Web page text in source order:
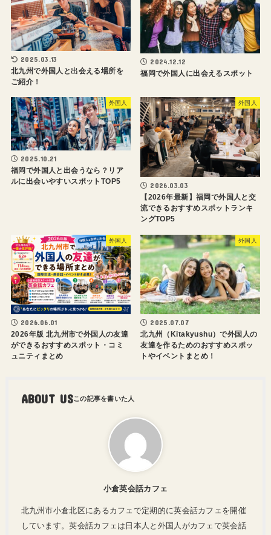
2025.03.13
北九州で外国人と出会える場所を
ご紹介！
2024.12.12
福岡で外国人に出会えるスポット
外国人
2025.10.21
福岡で外国人と出会うなら？リア
ルに出会いやすいスポットTOP5
外国人
2026.03.03
【2026年最新】福岡で外国人と交
流できるおすすめスポットランキ
ングTOP5
外国人
2026.06.01
2026年版 北九州市で外国人の友達
ができるおすすめスポット・コミ
ュニティまとめ
外国人
2025.07.07
北九州（Kitakyushu）で外国人の
友達を作るためのおすすめスポッ
トやイベントまとめ！
ABOUT US
小倉英会話カフェ
北九州市小倉北区にあるカフェで定期的に英会話カフェを開催
しています。英会話カフェは日本人と外国人がカフェで英会話